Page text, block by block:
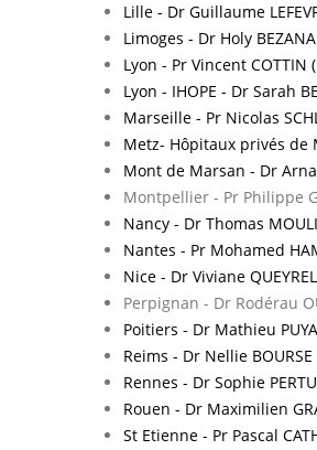
Lille - Dr Guillaume
Limoges - Dr Holy
Lyon - Pr Vincent COTTIN
Lyon - IHOPE - Dr Sarah
Marseille - Pr Nicolas
Metz- Hôpitaux privés de
Mont de Marsan - Dr
Montpellier - Pr Philippe
Nancy - Dr Thomas
Nantes - Pr Mohamed
Nice - Dr Viviane
Perpignan - Dr Rodérau
Poitiers - Dr Mathieu
Reims - Dr Nellie
Rennes - Dr Sophie
Rouen - Dr Maximilien
St Etienne - Pr Pascal